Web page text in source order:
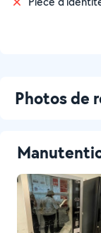
Photos de